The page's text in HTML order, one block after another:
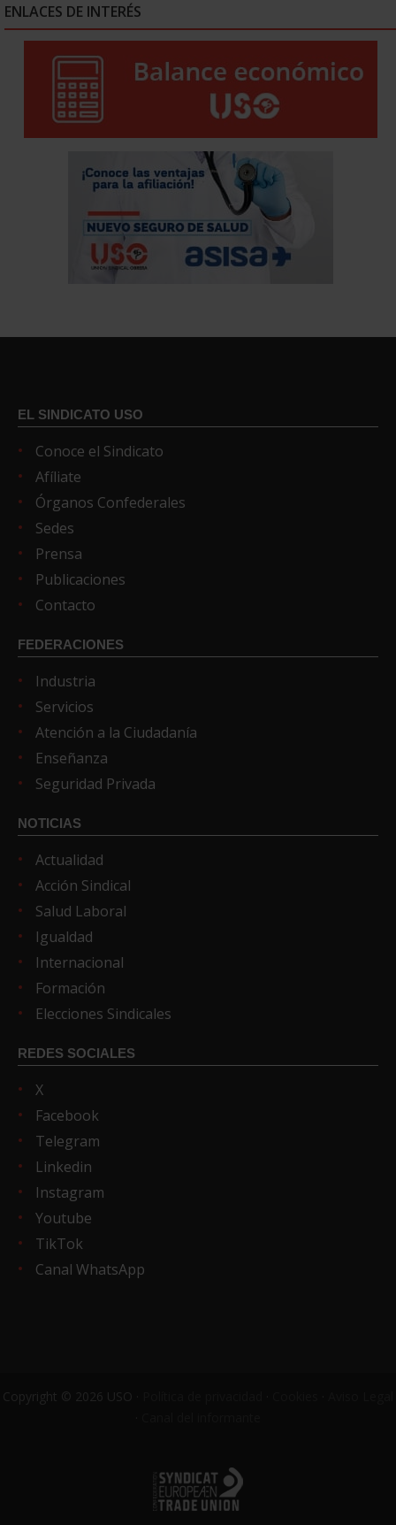
ENLACES DE INTERÉS
EL SINDICATO USO
Conoce el Sindicato
Afíliate
Órganos Confederales
Sedes
Prensa
Publicaciones
Contacto
FEDERACIONES
Industria
Servicios
Atención a la Ciudadanía
Enseñanza
Seguridad Privada
NOTICIAS
Actualidad
Acción Sindical
Salud Laboral
Igualdad
Internacional
Formación
Elecciones Sindicales
REDES SOCIALES
X
Facebook
Telegram
Linkedin
Instagram
Youtube
TikTok
Canal WhatsApp
Copyright © 2026 USO ·